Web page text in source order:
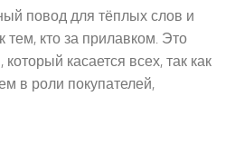
повод для тёплых слов и
кто за прилавком. Это
касается всех, так как
в роли покупателей,